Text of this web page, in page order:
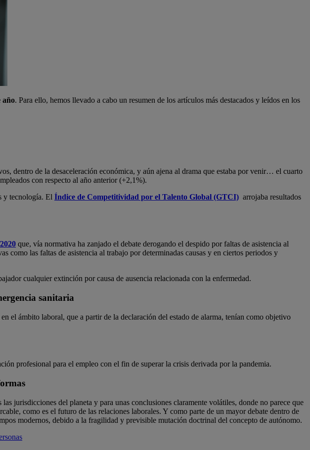
año. Para ello, hemos llevado a cabo un resumen de los artículos más destacados y leídos en los
dentro de la desaceleración económica, y aún ajena al drama que estaba por venir… el cuarto
con respecto al año anterior (+2,1%).
y tecnología. El Índice de Competitividad por el Talento Global (GTCI) arrojaba resultados
que, vía normativa ha zanjado el debate derogando el despido por faltas de asistencia al
como las faltas de asistencia al trabajo por determinadas causas y en ciertos periodos y
cualquier extinción por causa de ausencia relacionada con la enfermedad.
sanitaria
en el ámbito laboral, que a partir de la declaración del estado de alarma, tenían como objetivo
profesional para el empleo con el fin de superar la crisis derivada por la pandemia.
jurisdicciones del planeta y para unas conclusiones claramente volátiles, donde no parece que
como es el futuro de las relaciones laborales. Y como parte de un mayor debate dentro de
modernos, debido a la fragilidad y previsible mutación doctrinal del concepto de autónomo.